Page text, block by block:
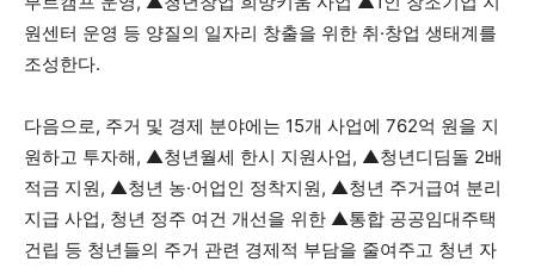
원센터 운영 등 양질의 일자리 창출을 위한 취·창업 생태계를
조성한다.
다음으로, 주거 및 경제 분야에는 15개 사업에 762억 원을 지
원하고 투자해, ▲청년월세 한시 지원사업, ▲청년디딤돌 2배
적금 지원, ▲청년 농·어업인 정착지원, ▲청년 주거급여 분리
지급 사업, 청년 정주 여건 개선을 위한 ▲통합 공공임대주택
건립 등 청년들의 주거 관련 경제적 부담을 줄여주고 청년 자